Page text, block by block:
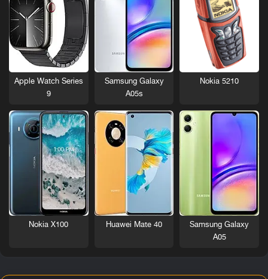
Nokia 5210
Samsung Galaxy
A05s
Apple Watch Series
9
Samsung Galaxy
A05
Huawei Mate 40
Nokia X100